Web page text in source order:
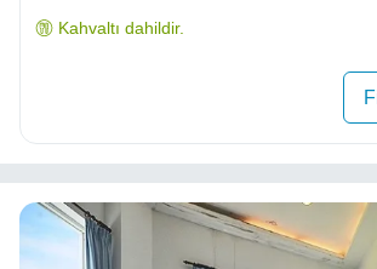
Kahvaltı dahildir.